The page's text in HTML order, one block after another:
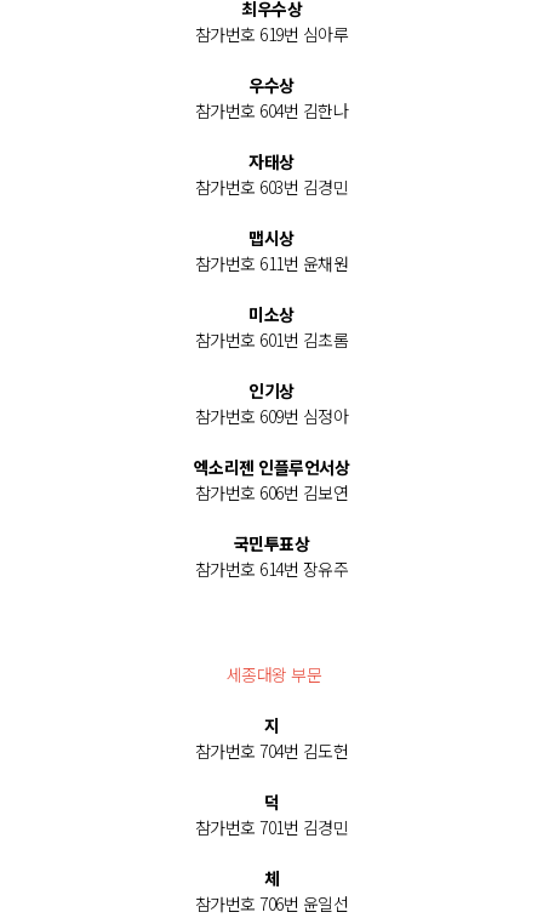
최우수상
참가번호 619번 심아루
우수상
참가번호 604번 김한나
자태상
참가번호 603번 김경민
맵시상
참가번호 611번 윤채원
미소상
참가번호 601번 김초롬
인기상
참가번호 609번 심정아
엑소리젠 인플루언서상
참가번호 606번 김보연
국민투표상
참가번호 614번 장유주
세종대왕 부문
지
참가번호 704번 김도헌
덕
참가번호 701번 김경민
체
참가번호 706번 윤일선